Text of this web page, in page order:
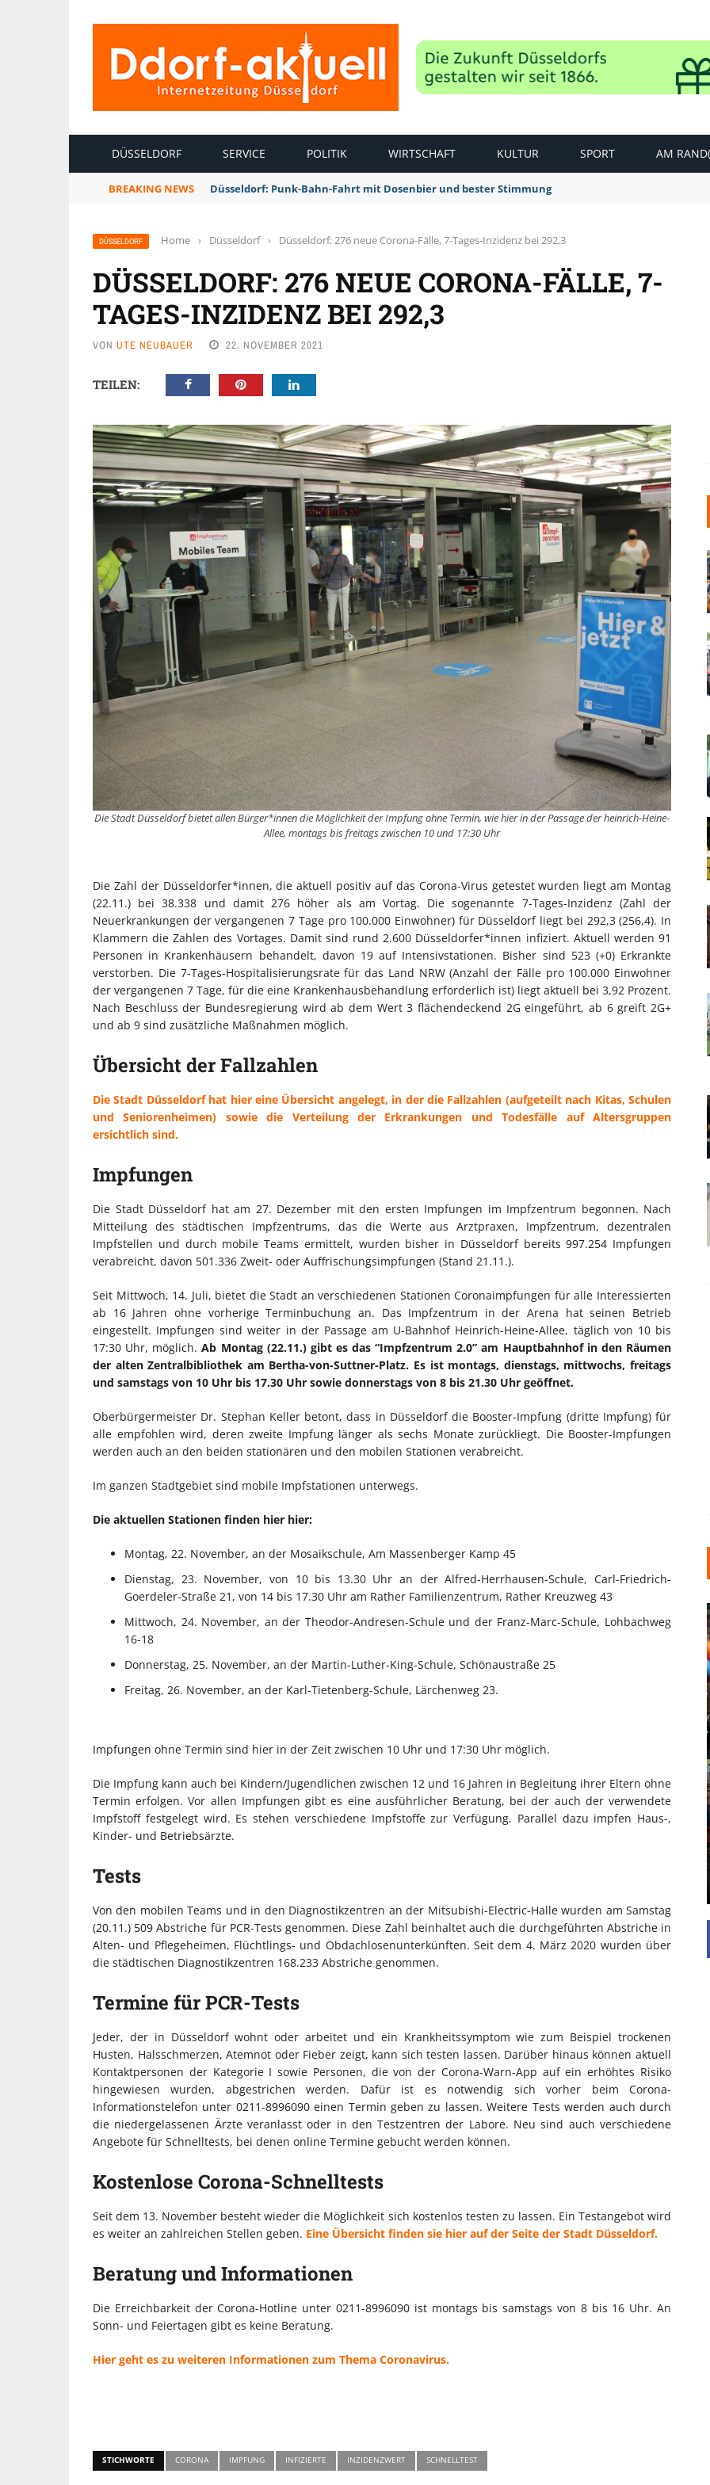
DÜSSELDORF SERVICE POLITIK WIRTSCHAFT KULTUR SPORT AM
BREAKING NEWS Düsseldorf: Punk-Bahn-Fahrt mit Dosenbier und bester Stimmung
DÜSSELDORF Home › Düsseldorf › Düsseldorf: 276 neue Corona-Fälle, 7-Tages-Inzidenz bei 292,3
DÜSSELDORF: 276 NEUE CORONA-FÄLLE, 7-
TAGES-INZIDENZ BEI 292,3
VON UTE NEUBAUER 22. NOVEMBER 2021
TEILEN:
Die Stadt Düsseldorf bietet allen Bürger*innen die Möglichkeit der Impfung ohne Termin, wie hier in der Passage der heinrich-Heine-
Allee, montags bis freitags zwischen 10 und 17:30 Uhr
Die Zahl der Düsseldorfer*innen, die aktuell positiv auf das Corona-Virus getestet wurden liegt am Montag
(22.11.) bei 38.338 und damit 276 höher als am Vortag. Die sogenannte 7-Tages-Inzidenz (Zahl der
Neuerkrankungen der vergangenen 7 Tage pro 100.000 Einwohner) für Düsseldorf liegt bei 292,3 (256,4). In
Klammern die Zahlen des Vortages. Damit sind rund 2.600 Düsseldorfer*innen infiziert. Aktuell werden 91
Personen in Krankenhäusern behandelt, davon 19 auf Intensivstationen. Bisher sind 523 (+0) Erkrankte
verstorben. Die 7-Tages-Hospitalisierungsrate für das Land NRW (Anzahl der Fälle pro 100.000 Einwohner
der vergangenen 7 Tage, für die eine Krankenhausbehandlung erforderlich ist) liegt aktuell bei 3,92 Prozent.
Nach Beschluss der Bundesregierung wird ab dem Wert 3 flächendeckend 2G eingeführt, ab 6 greift 2G+
und ab 9 sind zusätzliche Maßnahmen möglich.
Übersicht der Fallzahlen
Die Stadt Düsseldorf hat hier eine Übersicht angelegt, in der die Fallzahlen (aufgeteilt nach Kitas, Schulen
und Seniorenheimen) sowie die Verteilung der Erkrankungen und Todesfälle auf Altersgruppen
ersichtlich sind.
Impfungen
Die Stadt Düsseldorf hat am 27. Dezember mit den ersten Impfungen im Impfzentrum begonnen. Nach
Mitteilung des städtischen Impfzentrums, das die Werte aus Arztpraxen, Impfzentrum, dezentralen
Impfstellen und durch mobile Teams ermittelt, wurden bisher in Düsseldorf bereits 997.254 Impfungen
verabreicht, davon 501.336 Zweit- oder Auffrischungsimpfungen (Stand 21.11.).
Seit Mittwoch, 14. Juli, bietet die Stadt an verschiedenen Stationen Coronaimpfungen für alle Interessierten
ab 16 Jahren ohne vorherige Terminbuchung an. Das Impfzentrum in der Arena hat seinen Betrieb
eingestellt. Impfungen sind weiter in der Passage am U-Bahnhof Heinrich-Heine-Allee, täglich von 10 bis
17:30 Uhr, möglich.Ab Montag (22.11.) gibt es das “Impfzentrum 2.0” am Hauptbahnhof in den Räumen
der alten Zentralbibliothek am Bertha-von-Suttner-Platz. Es ist montags, dienstags, mittwochs, freitags
und samstags von 10 Uhr bis 17.30 Uhr sowie donnerstags von 8 bis 21.30 Uhr geöffnet.
Oberbürgermeister Dr. Stephan Keller betont, dass in Düsseldorf die Booster-Impfung (dritte Impfung) für
alle empfohlen wird, deren zweite Impfung länger als sechs Monate zurückliegt. Die Booster-Impfungen
werden auch an den beiden stationären und den mobilen Stationen verabreicht.
Im ganzen Stadtgebiet sind mobile Impfstationen unterwegs.
Die aktuellen Stationen finden hier hier:
Montag, 22. November, an der Mosaikschule, Am Massenberger Kamp 45
Dienstag, 23. November, von 10 bis 13.30 Uhr an der Alfred-Herrhausen-Schule, Carl-Friedrich-
Goerdeler-Straße 21, von 14 bis 17.30 Uhr am Rather Familienzentrum, Rather Kreuzweg 43
Mittwoch, 24. November, an der Theodor-Andresen-Schule und der Franz-Marc-Schule, Lohbachweg
16-18
Donnerstag, 25. November, an der Martin-Luther-King-Schule, Schönaustraße 25
Freitag, 26. November, an der Karl-Tietenberg-Schule, Lärchenweg 23.
Impfungen ohne Termin sind hier in der Zeit zwischen 10 Uhr und 17:30 Uhr möglich.
Die Impfung kann auch bei Kindern/Jugendlichen zwischen 12 und 16 Jahren in Begleitung ihrer Eltern ohne
Termin erfolgen. Vor allen Impfungen gibt es eine ausführlicher Beratung, bei der auch der verwendete
Impfstoff festgelegt wird. Es stehen verschiedene Impfstoffe zur Verfügung. Parallel dazu impfen Haus-,
Kinder- und Betriebsärzte.
Tests
Von den mobilen Teams und in den Diagnostikzentren an der Mitsubishi-Electric-Halle wurden am Samstag
(20.11.) 509 Abstriche für PCR-Tests genommen. Diese Zahl beinhaltet auch die durchgeführten Abstriche in
Alten- und Pflegeheimen, Flüchtlings- und Obdachlosenunterkünften. Seit dem 4. März 2020 wurden über
die städtischen Diagnostikzentren 168.233 Abstriche genommen.
Termine für PCR-Tests
Jeder, der in Düsseldorf wohnt oder arbeitet und ein Krankheitssymptom wie zum Beispiel trockenen
Husten, Halsschmerzen, Atemnot oder Fieber zeigt, kann sich testen lassen. Darüber hinaus können aktuell
Kontaktpersonen der Kategorie I sowie Personen, die von der Corona-Warn-App auf ein erhöhtes Risiko
hingewiesen wurden, abgestrichen werden. Dafür ist es notwendig sich vorher beim Corona-
Informationstelefon unter 0211-8996090 einen Termin geben zu lassen. Weitere Tests werden auch durch
die niedergelassenen Ärzte veranlasst oder in den Testzentren der Labore. Neu sind auch verschiedene
Angebote für Schnelltests, bei denen online Termine gebucht werden können.
Kostenlose Corona-Schnelltests
Seit dem 13. November besteht wieder die Möglichkeit sich kostenlos testen zu lassen. Ein Testangebot wird
es weiter an zahlreichen Stellen geben. Eine Übersicht finden sie hier auf der Seite der Stadt Düsseldorf.
Beratung und Informationen
Die Erreichbarkeit der Corona-Hotline unter 0211-8996090 ist montags bis samstags von 8 bis 16 Uhr. An
Sonn- und Feiertagen gibt es keine Beratung.
Hier geht es zu weiteren Informationen zum Thema Coronavirus.
STICHWORTE CORONA IMPFUNG INFIZIERTE INZIDENZWERT SCHNELLTEST
LOFT-STIL IN IHREM
EINFAMILIENHAUS
UNTERSTÜTZEN
Die Inspiration des industriellen Chics sind die